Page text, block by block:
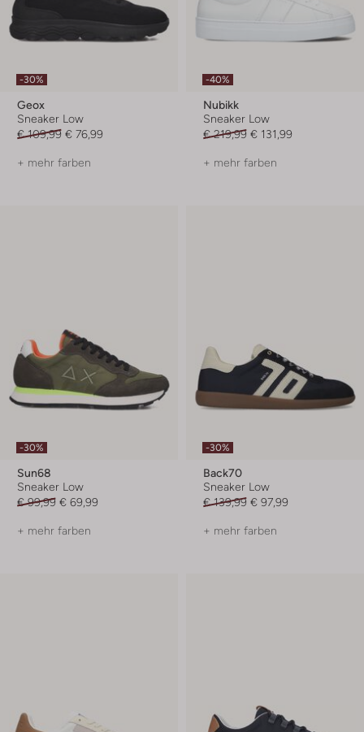
-30%
Geox
Sneaker Low
€ 109,99 € 76,99
+ mehr farben
-40%
Nubikk
Sneaker Low
€ 219,99 € 131,99
+ mehr farben
-30%
Sun68
Sneaker Low
€ 99,99 € 69,99
+ mehr farben
-30%
Back70
Sneaker Low
€ 139,99 € 97,99
+ mehr farben